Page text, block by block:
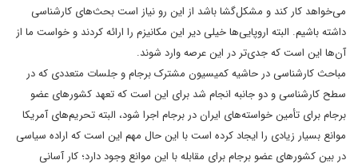
می‌خواهد کار کند و مشکل‌گشا باشد از این رو نیاز است بحث‌های کارشناسی
داشته باشیم. البته اروپایی‌ها خیلی دیر این مکانیزم را ارائه کردند و خواست ما از
آن‌ها این است که جدی‌تر در این عرصه وارد شوند.
مباحث کارشناسی در حاشیه کمیسیون مشترک برجام و جلسات متعددی که در
سطح کارشناسی و دو جانبه انجام شد برای این است که تعهد کشورهای عضو
برجام برای تأمین خواسته‌های ایران در برجام اجرا شود، البته تحریم‌های آمریکا
موانع بسیار زیادی را ایجاد کرده است با این حال مهم این است که اراده سیاسی
در بین کشورهای عضو برجام برای مقابله با این موانع وجود دارد؛ کار آسانی